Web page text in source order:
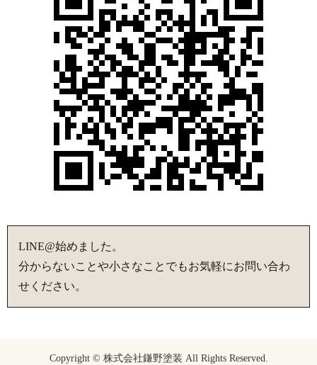
LINE@始めました。
分からないことや小さなことでもお気軽にお問い合わ
せください。
Copyright © 株式会社鎌野塗装 All Rights Reserved.